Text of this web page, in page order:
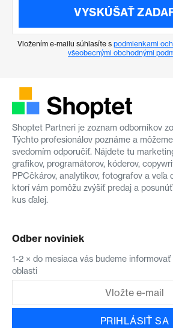
VYSKÚŠAŤ
Vložením e-mailu súhlasíte s podmienkami
všeobecnými obchodnými
Shoptet Partneri je zoznam odborníkov
Týchto profesionálov poznáme a
svedomím odporučiť. Nájdete tu
grafikov, programátorov, kóderov,
PPCčkárov, analytikov, fotografov a veľa
ktorí vám pomôžu zvýšiť predaj a
kus ďalej.
Odber noviniek
1-2 × do mesiaca vás budeme
oblasti
PRIHLÁSIŤ SA